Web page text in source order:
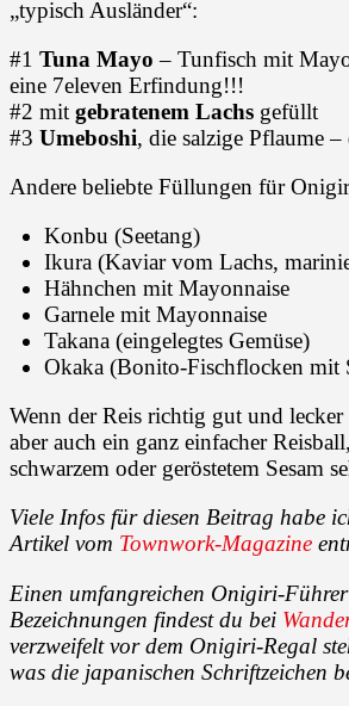
„typisch Ausländer“:
#1 Tuna Mayo – Tunfisch mit
eine 7eleven Erfindung!!!
#2 mit gebratenem Lachs gefüllt
#3 Umeboshi, die salzige Pflaume
Andere beliebte Füllungen für
Konbu (Seetang)
Ikura (Kaviar vom Lachs,
Hähnchen mit Mayonnaise
Garnele mit Mayonnaise
Takana (eingelegtes Gemüse)
Okaka (Bonito-Fischflocken mit
Wenn der Reis richtig gut und
aber auch ein ganz einfacher
schwarzem oder geröstetem Sesam
Viele Infos für diesen Beitrag habe
Artikel vom Townwork-Magazine
Einen umfangreichen Onigiri-
Bezeichnungen findest du bei
verzweifelt vor dem Onigiri-Regal
was die japanischen Schriftzeichen